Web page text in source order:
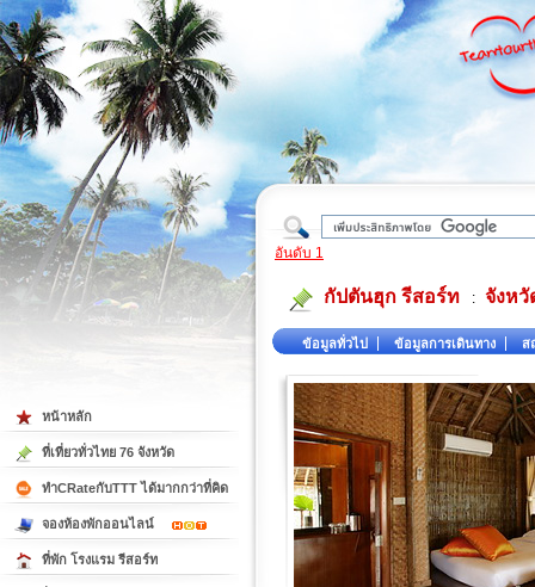
ต้
อันดับ 1
กัปตันฮุก รีสอร์ท : จังหวั
ข้อมูลทั่วไป ข้อมูลการเดินทาง ส
หน้าหลัก
ที่เที่ยวทั่วไทย 76 จังหวัด
ทำCRateกับTTT ได้มากกว่าที่คิด
จองห้องพักออนไลน์
ที่พัก โรงแรม รีสอร์ท